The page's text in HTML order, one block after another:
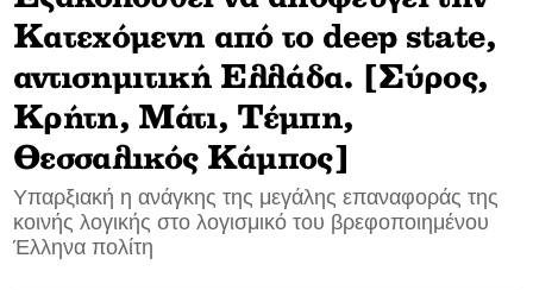
CONTACT
ADVERTISE
Κατεχόμενη από το deep state,
αντισημιτική Ελλάδα. [Σύρος,
Κρήτη, Μάτι, Τέμπη,
Θεσσαλικός Κάμπος]
Υπαρξιακή η ανάγκης της μεγάλης επαναφοράς της
κοινής λογικής στο λογισμικό του βρεφοποιημένου
Έλληνα πολίτη